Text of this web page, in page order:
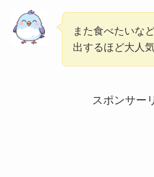
また食べたいな
出するほど大人
スポンサー